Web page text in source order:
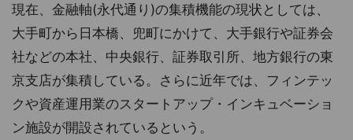
現在、金融軸(永代通り)の集積機能の現状としては、
大手町から日本橋、兜町にかけて、大手銀行や証券会
社などの本社、中央銀行、証券取引所、地方銀行の東
京支店が集積している。さらに近年では、フィンテッ
クや資産運用業のスタートアップ・インキュベーショ
ン施設が開設されているという。